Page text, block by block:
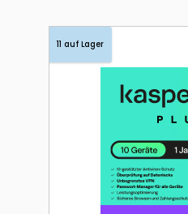
11 auf Lager